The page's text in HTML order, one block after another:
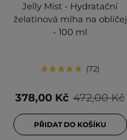
Jelly Mist - Hydratační
želatinová mlha na obličej
- 100 ml
72
472,00 Kč
378,00 Kč
PŘIDAT DO KOŠÍKU